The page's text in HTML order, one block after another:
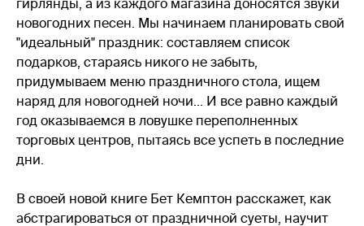
гирлянды, а из каждого магазина доносятся звуки
новогодних песен. Мы начинаем планировать свой
"идеальный" праздник: составляем список
подарков, стараясь никого не забыть,
придумываем меню праздничного стола, ищем
наряд для новогодней ночи... И все равно каждый
год оказываемся в ловушке переполненных
торговых центров, пытаясь все успеть в последние
дни.
В своей новой книге Бет Кемптон расскажет, как
абстрагироваться от праздничной суеты, научит